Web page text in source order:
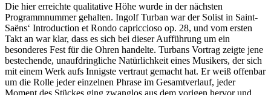
Die hier erreichte qualitative Höhe wurde in der nächsten
Programmnummer gehalten. Ingolf Turban war der Solist in Saint-
Saëns‘ Introduction et Rondo capriccioso op. 28, und vom ersten
Takt an war klar, dass es sich bei dieser Aufführung um ein
besonderes Fest für die Ohren handelte. Turbans Vortrag zeigte jene
bestechende, unaufdringliche Natürlichkeit eines Musikers, der sich
mit einem Werk aufs Innigste vertraut gemacht hat. Er weiß offenbar
um die Rolle jeder einzelnen Phrase im Gesamtverlauf, jeder
Moment des Stückes ging zwanglos aus dem vorigen hervor und